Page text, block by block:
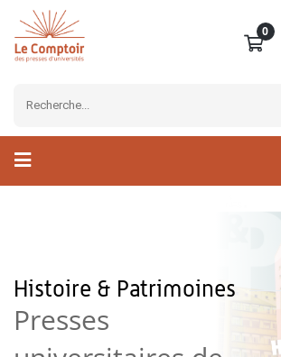
0
Histoire & Patrimoines
Presses